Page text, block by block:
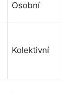
Osobní
Kolektivní